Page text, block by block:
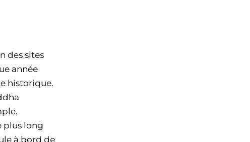
des sites
année
historique.
plus long
à bord de